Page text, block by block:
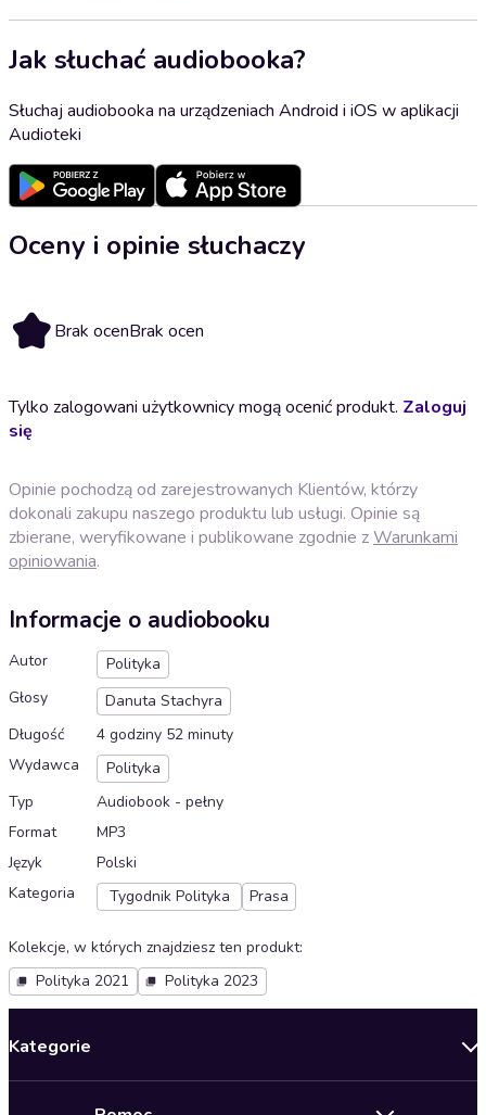
Jak słuchać audiobooka?
Słuchaj audiobooka na urządzeniach Android i iOS w aplikacji
Audioteki
Oceny i opinie słuchaczy
Brak ocenBrak ocen
Tylko zalogowani użytkownicy mogą ocenić produkt. Zaloguj
się
Opinie pochodzą od zarejestrowanych Klientów, którzy
dokonali zakupu naszego produktu lub usługi. Opinie są
zbierane, weryfikowane i publikowane zgodnie zWarunkami
opiniowania.
Informacje o audiobooku
Autor
Polityka
Głosy
Danuta Stachyra
Długość
4 godziny 52 minuty
Wydawca
Polityka
Typ
Audiobook - pełny
Format
MP3
Język
Polski
Kategoria
Tygodnik Polityka Prasa
Kolekcje, w których znajdziesz ten produkt:
Polityka 2021
Polityka 2023
Kategorie